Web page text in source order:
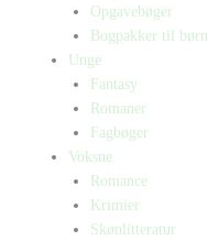
Opgavebøger
Bogpakker til børn
Unge
Fantasy
Romaner
Fagbøger
Voksne
Romance
Krimier
Skønlitteratur